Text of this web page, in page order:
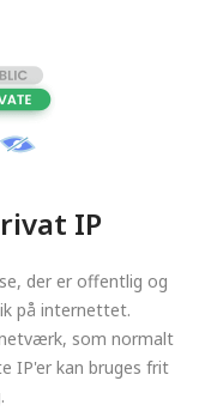
IP
der er offentlig og
på internettet.
som normalt
IP'er kan bruges frit